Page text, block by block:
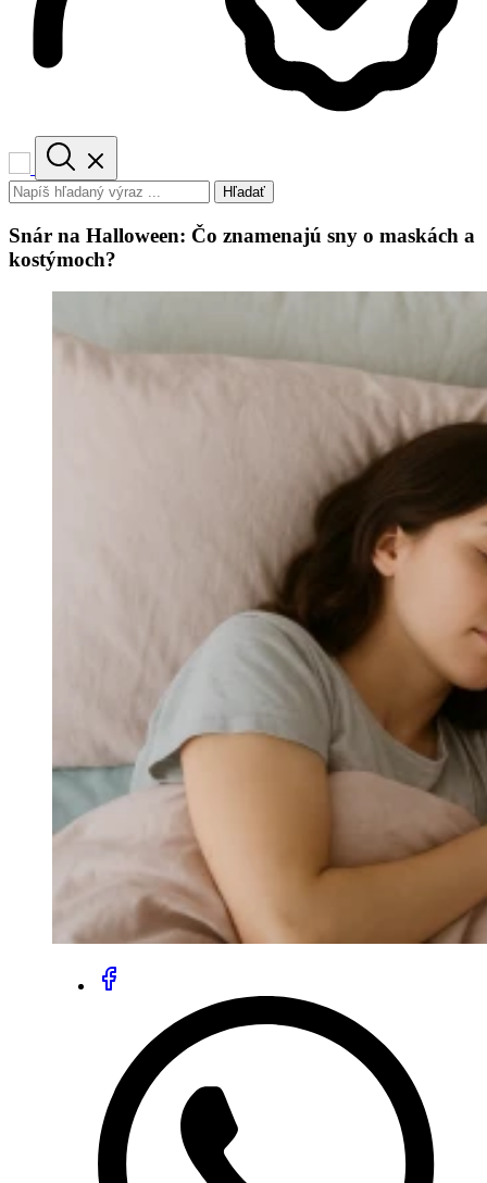
Hľadať
Snár na Halloween: Čo znamenajú sny o maskách a
kostýmoch?